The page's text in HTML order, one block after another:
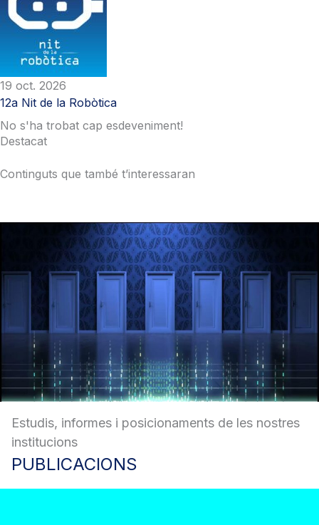
19 oct. 2026
12a Nit de la Robòtica
No s'ha trobat cap esdeveniment!
Destacat
Continguts que també t’interessaran
Estudis, informes i posicionaments de les nostres
institucions
PUBLICACIONS